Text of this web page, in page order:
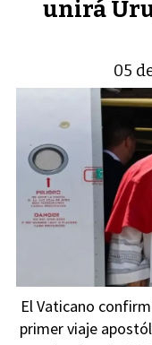
unirá
05
El Vaticano
primer viaje